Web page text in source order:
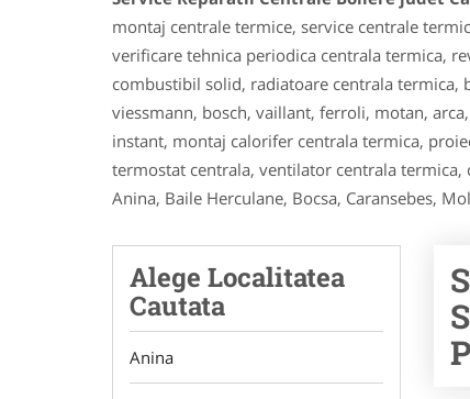
montaj centrale termice, service centrale
verificare tehnica periodica centrala termica,
combustibil solid, radiatoare centrala termica,
viessmann, bosch, vaillant, ferroli, motan,
instant, montaj calorifer centrala termica,
termostat centrala, ventilator centrala
Anina, Baile Herculane, Bocsa, Caransebes,
Alege Localitatea
Cautata
Anina